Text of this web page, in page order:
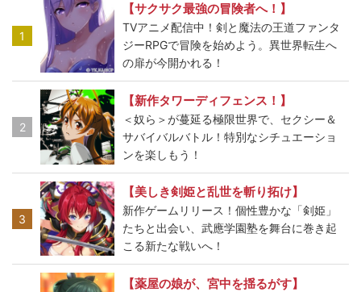
1
【サクサク最強の冒険者へ！】
TVアニメ配信中！剣と魔法の王道ファンタ
ジーRPGで冒険を始めよう。異世界転生へ
の扉が今開かれる！
2
【新作タワーディフェンス！】
＜奴ら＞が蔓延る極限世界で、セクシー＆
サバイバルバトル！特別なシチュエーショ
ンを楽しもう！
3
【美しき剣姫と乱世を斬り拓け】
新作ゲームリリース！個性豊かな「剣姫」
たちと出会い、武應学園塾を舞台に巻き起
こる新たな戦いへ！
【薬屋の娘が、宮中を揺るがす】